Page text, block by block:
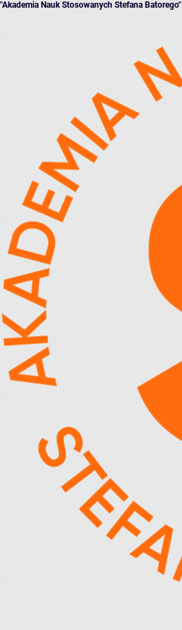
"Akademia Nauk Stosowanych Stefana Batorego"